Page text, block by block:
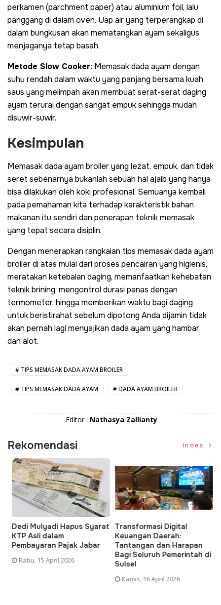
perkamen (parchment paper) atau aluminium foil, lalu
panggang di dalam oven. Uap air yang terperangkap di
dalam bungkusan akan mematangkan ayam sekaligus
menjaganya tetap basah.
Metode Slow Cooker: Memasak dada ayam dengan
suhu rendah dalam waktu yang panjang bersama kuah
saus yang melimpah akan membuat serat-serat daging
ayam terurai dengan sangat empuk sehingga mudah
disuwir-suwir.
Kesimpulan
Memasak dada ayam broiler yang lezat, empuk, dan tidak
seret sebenarnya bukanlah sebuah hal ajaib yang hanya
bisa dilakukan oleh koki profesional. Semuanya kembali
pada pemahaman kita terhadap karakteristik bahan
makanan itu sendiri dan penerapan teknik memasak
yang tepat secara disiplin.
Dengan menerapkan rangkaian tips memasak dada ayam
broiler di atas mulai dari proses pencairan yang higienis,
meratakan ketebalan daging, memanfaatkan kehebatan
teknikbrining, mengontrol durasi panas dengan
termometer, hingga memberikan waktu bagi daging
untuk beristirahat sebelum dipotong Anda dijamin tidak
akan pernah lagi menyajikan dada ayam yang hambar
dan alot.
TIPS MEMASAK DADA AYAM BROILER
TIPS MEMASAK DADA AYAM DADA AYAM BROILER
Editor : Nathasya Zallianty
Rekomendasi Index
Dedi Mulyadi Hapus Syarat
KTP Asli dalam
Pembayaran Pajak Jabar
Rabu, 15 April 2026
Transformasi Digital
Keuangan Daerah:
Tantangan dan Harapan
Bagi Seluruh Pemerintah di
Sulsel
Kamis, 16 April 2026